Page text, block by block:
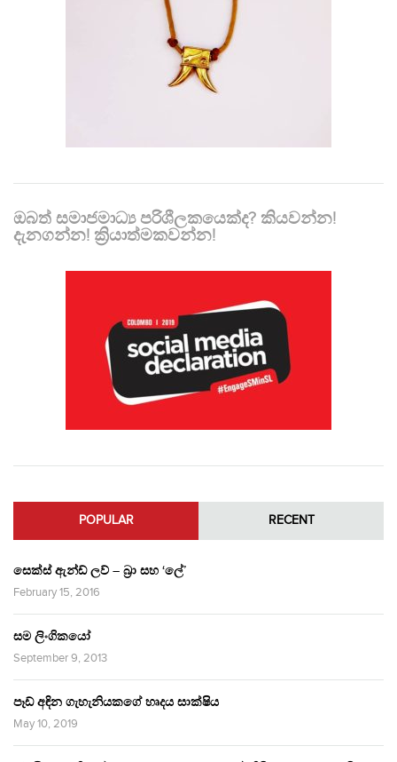
ඔබත් සමාජමාධ්‍ය පරිශීලකයෙක්ද? කියවන්න!
දැනගන්න! ක්‍රියාත්මකවන්න!
POPULAR RECENT
සෙක්ස් ඇන්ඩ් ලව් – බ්‍රා සහ ‘ලේ’
February 15, 2016
සම ලිංගිකයෝ
September 9, 2013
පෑඩ් අඳින ගැහැනියකගේ හෘදය සාක්ෂිය
May 10, 2019